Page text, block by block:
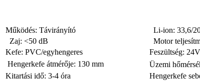
Működés: Távirányító
Li-ion: 33,6/
Zaj: <50 dB
Motor
Kefe: PVC/egyhengeres
Feszültség: 24V
Hengerkefe átmérője: 130 mm
Üzemi
Kitartási idő: 3-4 óra
Hengerkefe